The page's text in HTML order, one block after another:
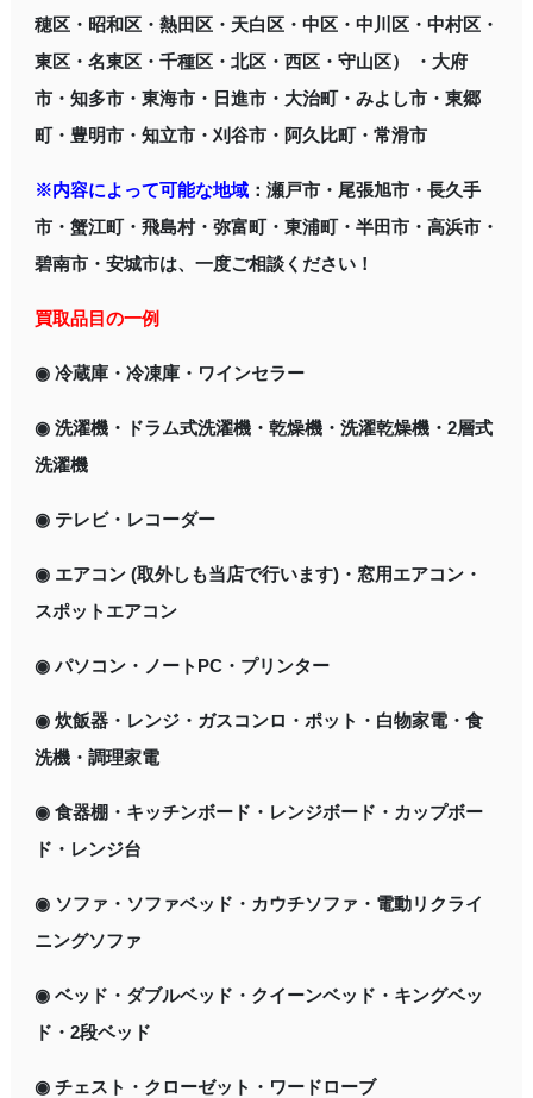
穂区・昭和区・熱田区・天白区・中区・中川区・中村区・
東区・名東区・千種区・北区・西区・守山区） ・大府
市・知多市・東海市・日進市・大治町・みよし市・東郷
町・豊明市・知立市・刈谷市・阿久比町・常滑市
※内容によって可能な地域：瀬戸市・尾張旭市・長久手
市・蟹江町・飛島村・弥富町・東浦町・半田市・高浜市・
碧南市・安城市は、一度ご相談ください！
買取品目の一例
◉ 冷蔵庫・冷凍庫・ワインセラー
◉ 洗濯機・ドラム式洗濯機・乾燥機・洗濯乾燥機・2層式
洗濯機
◉ テレビ・レコーダー
◉ エアコン (取外しも当店で行います)・窓用エアコン・
スポットエアコン
◉ パソコン・ノートPC・プリンター
◉ 炊飯器・レンジ・ガスコンロ・ポット・白物家電・食
洗機・調理家電
◉ 食器棚・キッチンボード・レンジボード・カップボー
ド・レンジ台
◉ ソファ・ソファベッド・カウチソファ・電動リクライ
ニングソファ
◉ ベッド・ダブルベッド・クイーンベッド・キングベッ
ド・2段ベッド
◉ チェスト・クローゼット・ワードローブ